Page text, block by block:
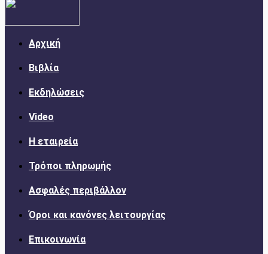
Αρχική
Βιβλία
Εκδηλώσεις
Video
Η εταιρεία
Τρόποι πληρωμής
Ασφαλές περιβάλλον
Όροι και κανόνες λειτουργίας
Επικοινωνία